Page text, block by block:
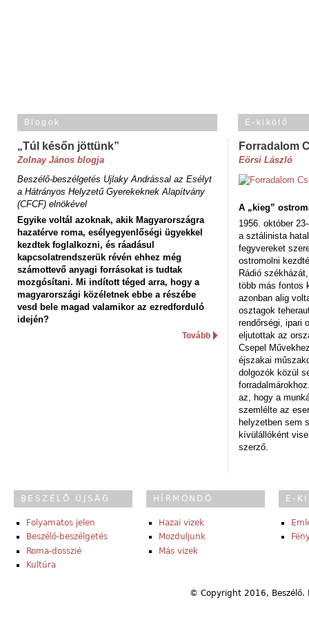
Blogok
„Túl későn jöttünk”
Zolnay János blogja
Beszélő-beszélgetés Ujlaky Andrással az Esélyt
a Hátrányos Helyzetű Gyerekeknek Alapítvány
(CFCF) elnökével
Egyike voltál azoknak, akik Magyarországra
hazatérve roma, esélyegyenlőségi ügyekkel
kezdtek foglalkozni, és ráadásul
kapcsolatrendszerük révén ehhez még
számottevő anyagi forrásokat is tudtak
mozgósítani. Mi indított téged arra, hogy a
magyarországi közéletnek ebbe a részébe
vesd bele magad valamikor az ezredforduló
idején?
Tovább
E-kikötő
Forradalom
Eörsi László
A „kieg”
1956. október
a sztálinista
fegyvereket
ostromolni
Rádió
több más fontos
azonban alig
osztagok
rendőrségi, ipari
eljutottak az
Csepel
éjszakai
dolgozók közül
az, hogy a
szemlélte az
helyzetben sem
kívülállóként
szerző.
BESZÉLŐ ÚJSÁG
Folyamatos jelen
Beszélő-beszélgetés
Roma-dosszié
Kultúra
HÍRMONDÓ
Hazai vizek
Mozduljunk
Más vizek
E-
© Copyright 2016,